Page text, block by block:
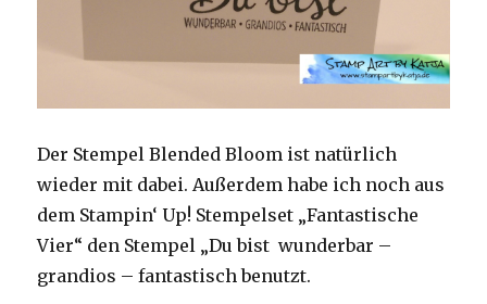
Der Stempel Blended Bloom ist natürlich
wieder mit dabei. Außerdem habe ich noch aus
dem Stampin‘ Up! Stempelset „Fantastische
Vier“ den Stempel „Du bist wunderbar –
grandios – fantastisch benutzt.